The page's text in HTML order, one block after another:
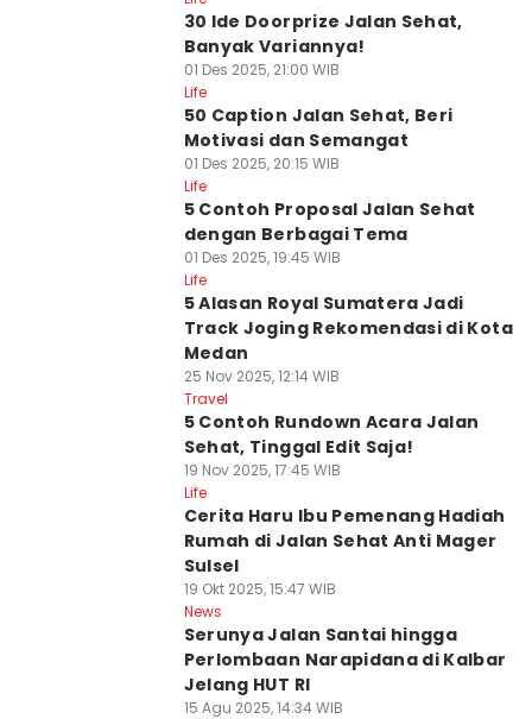
30 Ide Doorprize Jalan Sehat,
Banyak Variannya!
01 Des 2025, 21:00 WIB
Life
50 Caption Jalan Sehat, Beri
Motivasi dan Semangat
01 Des 2025, 20:15 WIB
Life
5 Contoh Proposal Jalan Sehat
dengan Berbagai Tema
01 Des 2025, 19:45 WIB
Life
5 Alasan Royal Sumatera Jadi
Track Joging Rekomendasi di Kota
Medan
25 Nov 2025, 12:14 WIB
Travel
5 Contoh Rundown Acara Jalan
Sehat, Tinggal Edit Saja!
19 Nov 2025, 17:45 WIB
Life
Cerita Haru Ibu Pemenang Hadiah
Rumah di Jalan Sehat Anti Mager
Sulsel
19 Okt 2025, 15:47 WIB
News
Serunya Jalan Santai hingga
Perlombaan Narapidana di Kalbar
Jelang HUT RI
15 Agu 2025, 14:34 WIB